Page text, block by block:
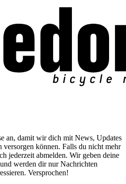
an, damit wir dich mit News, Updates
versorgen können. Falls du nicht mehr
jederzeit abmelden. Wir geben deine
werden dir nur Nachrichten
Versprochen!